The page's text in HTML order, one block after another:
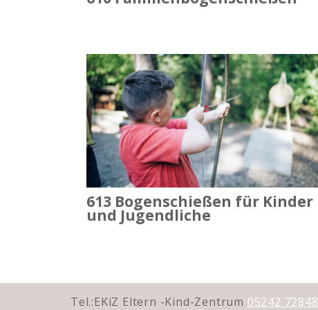
613 Bogenschießen für Kinder
und Jugendliche
Tel.:EKiZ Eltern -Kind-Zentrum 05242 72848